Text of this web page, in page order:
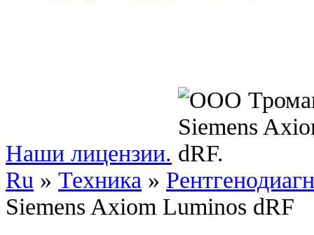
Наши лицензии.
Ru » Техника »
Siemens Axiom Luminos dRF